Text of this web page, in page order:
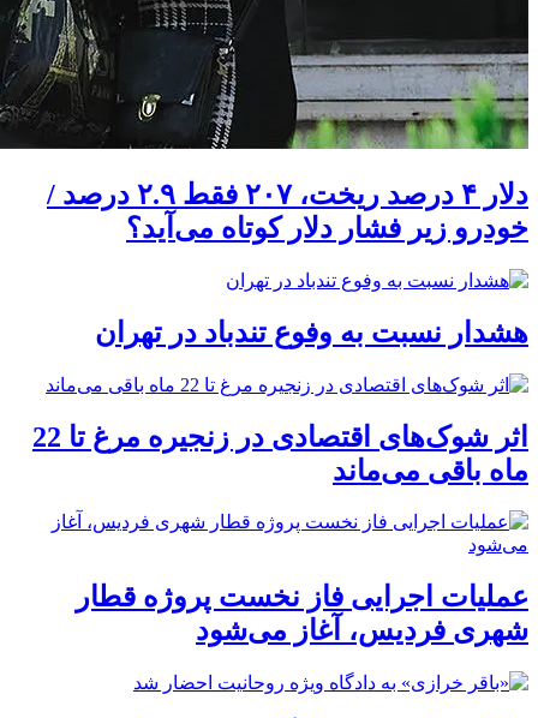
دلار ۴ درصد ریخت، ۲۰۷ فقط ۲.۹ درصد /
خودرو زیر فشار دلار کوتاه می‌آید؟
هشدار نسبت به وفوع تندباد در تهران
اثر شوک‌های اقتصادی در زنجیره مرغ تا 22
ماه باقی می‌ماند
عملیات اجرایی فاز نخست پروژه قطار
شهری فردیس، آغاز می‌شود